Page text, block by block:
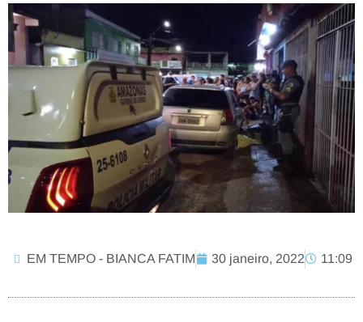
EM TEMPO - BIANCA FATIM 30 janeiro, 2022 11:09